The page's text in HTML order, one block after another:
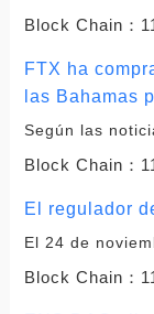
Block Chain：
FTX ha
las Bahamas
Según las
Block Chain：
El regulador
El 24 de
Block Chain：